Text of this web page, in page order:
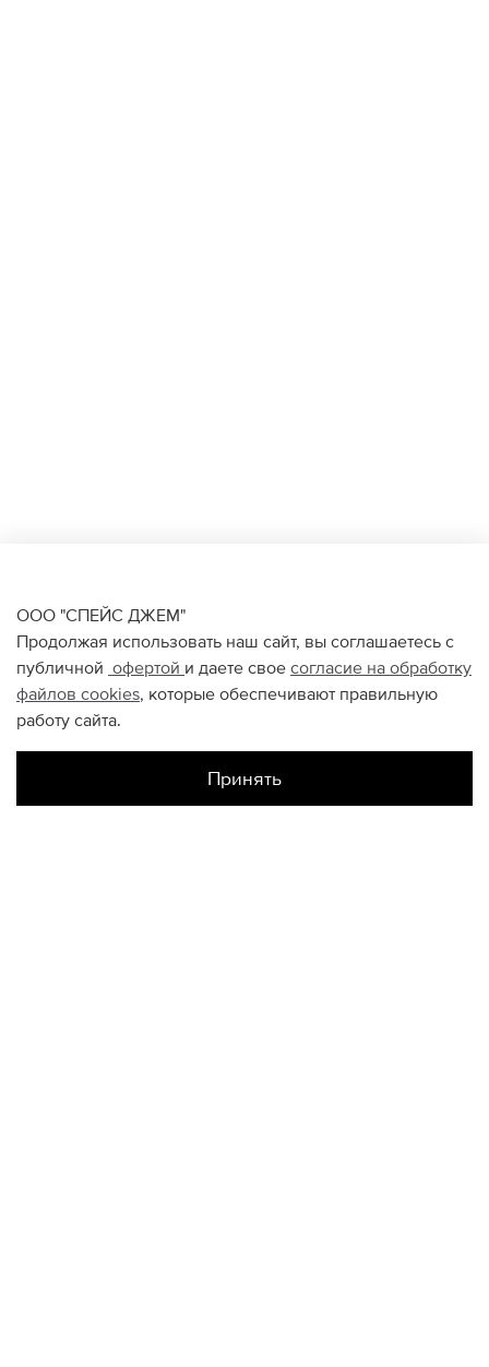
ООО "СПЕЙС ДЖЕМ"
Продолжая использовать наш сайт, вы соглашаетесь с
публичной офертой и даете свое согласие на обработку
файлов cookies, которые обеспечивают правильную
работу сайта.
Принять